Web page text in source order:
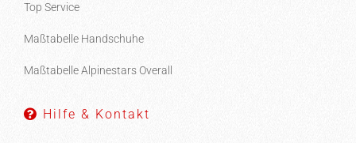
Top Service
Maßtabelle Handschuhe
Maßtabelle Alpinestars Overall
Hilfe & Kontakt